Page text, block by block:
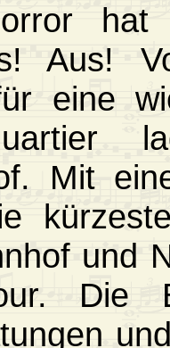
hat
Aus!
eine
Mit
und
Die